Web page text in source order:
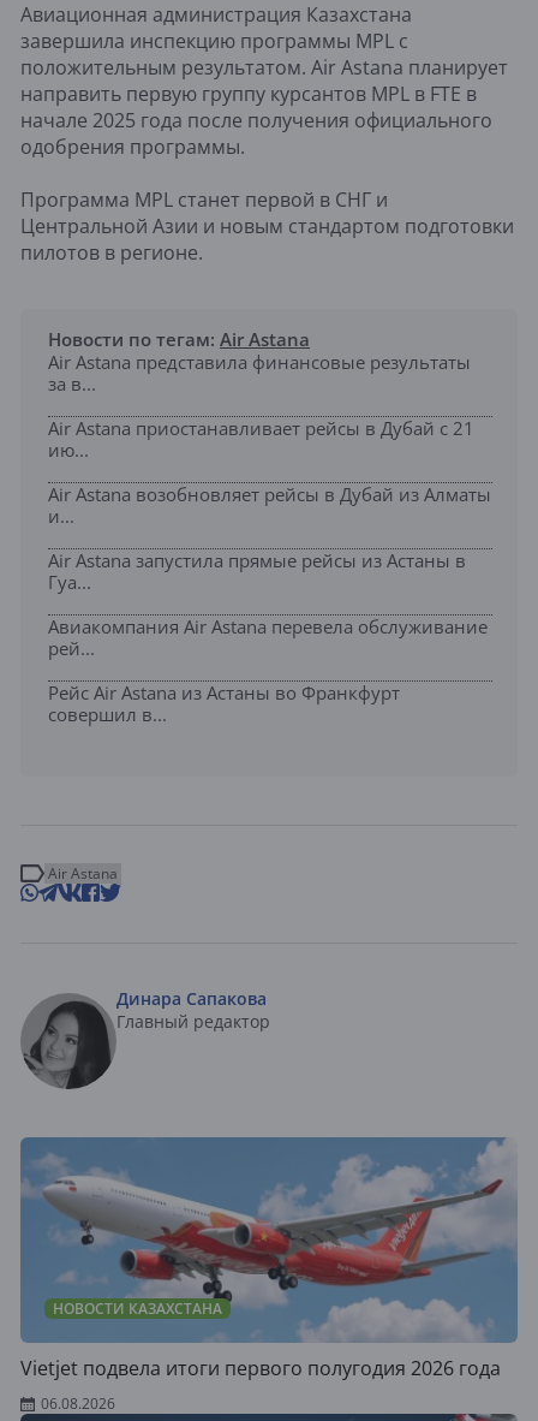
Авиационная администрация Казахстана
завершила инспекцию программы MPL с
положительным результатом. Air Astana планирует
направить первую группу курсантов MPL в FTE в
начале 2025 года после получения официального
одобрения программы.
Программа MPL станет первой в СНГ и
Центральной Азии и новым стандартом подготовки
пилотов в регионе.
Новости по тегам: Air Astana
Air Astana представила финансовые результаты
за в...
Air Astana приостанавливает рейсы в Дубай с 21
ию...
Air Astana возобновляет рейсы в Дубай из Алматы
и...
Air Astana запустила прямые рейсы из Астаны в
Гуа...
Авиакомпания Air Astana перевела обслуживание
рей...
Рейс Air Astana из Астаны во Франкфурт
совершил в...
Air Astana
Динара Сапакова
Главный редактор
НОВОСТИ КАЗАХСТАНА
Vietjet подвела итоги первого полугодия 2026 года
06.08.2026